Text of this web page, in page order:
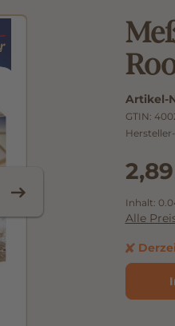
Artikel-
GTIN:
Inhalt:
Alle